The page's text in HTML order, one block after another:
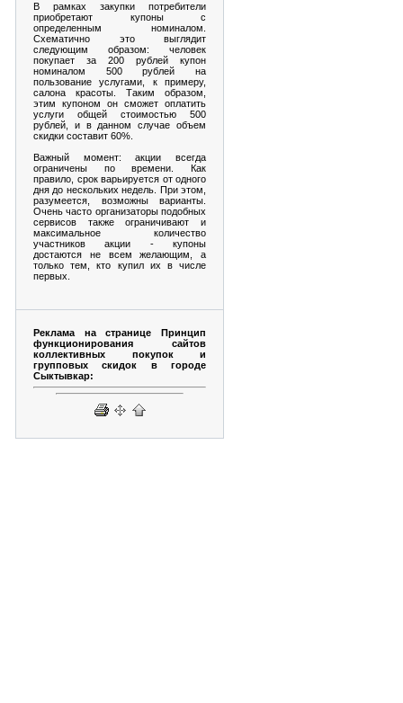
В рамках закупки потребители
приобретают купоны с
определенным номиналом.
Схематично это выглядит
следующим образом: человек
покупает за 200 рублей купон
номиналом 500 рублей на
пользование услугами, к примеру,
салона красоты. Таким образом,
этим купоном он сможет оплатить
услуги общей стоимостью 500
рублей, и в данном случае объем
скидки составит 60%.
Важный момент: акции всегда
ограничены по времени. Как
правило, срок варьируется от одного
дня до нескольких недель. При этом,
разумеется, возможны варианты.
Очень часто организаторы подобных
сервисов также ограничивают и
максимальное количество
участников акции - купоны
достаются не всем желающим, а
только тем, кто купил их в числе
первых.
Реклама на странице Принцип
функционирования сайтов
коллективных покупок и
групповых скидок в городе
Сыктывкар: